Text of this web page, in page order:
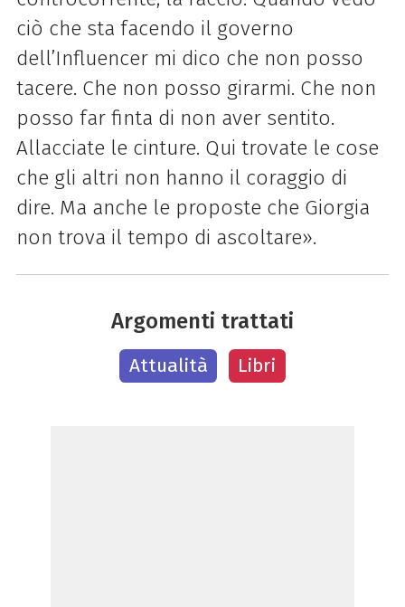
ciò che sta facendo il governo
dell’Influencer mi dico che non posso
tacere. Che non posso girarmi. Che non
posso far finta di non aver sentito.
Allacciate le cinture. Qui trovate le cose
che gli altri non hanno il coraggio di
dire. Ma anche le proposte che Giorgia
non trova il tempo di ascoltare».
Argomenti trattati
Attualità Libri